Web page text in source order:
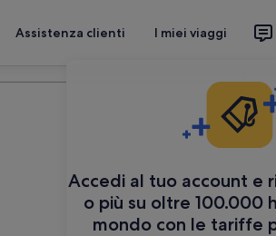
Assistenza clienti I miei viaggi
Accedi al tuo account e
o più su oltre 100.000
mondo con le tariffe